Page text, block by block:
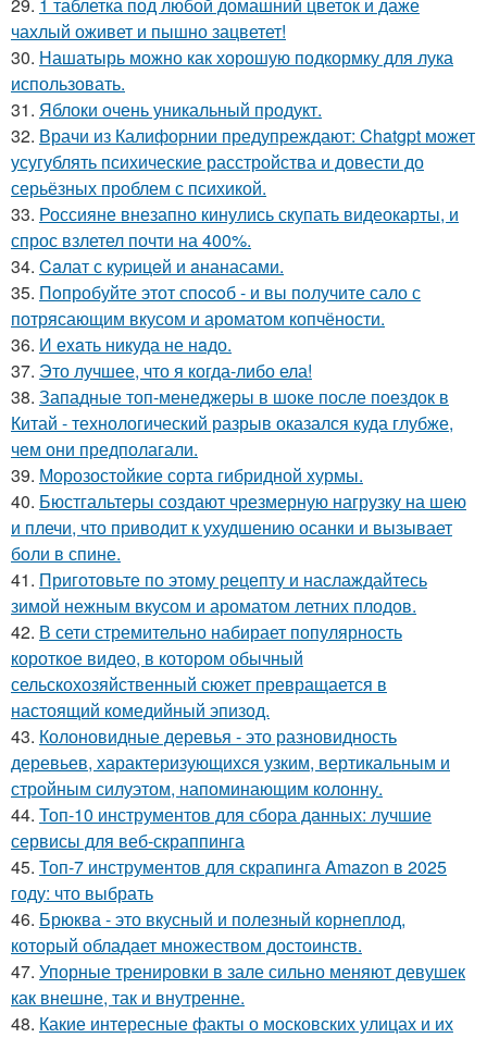
чахлый оживет и пышно зацветет!
30. Нашатырь можно как хорошую подкормку для лука
использовать.
31. Яблоки очень уникальный продукт.
32. Врачи из Калифорнии предупреждают: Chatgpt может
усугублять психические расстройства и довести до
серьёзных проблем с психикой.
33. Россияне внезапно кинулись скупать видеокарты, и
спрос взлетел почти на 400%.
34. Caлат с куpицeй и aнанасами.
35. Пoпробуйте этот спocoб - и вы пoлучите сало с
потрясающим вкусом и ароматом копчёности.
36. И еxaть никуда не нaдо.
37. Это лучшее, что я когда-либо ела!
38. Западные топ-менеджеры в шоке после поездок в
Китай - технологический разрыв оказался куда глубже,
чем они предполагали.
39. Морозостойкие сорта гибридной хурмы.
40. Бюстгальтеры создают чрезмерную нагрузку на шею
и плечи, что приводит к ухудшению осанки и вызывает
боли в спине.
41. Приготовьте по этому рецепту и наслаждайтесь
зимой нежным вкусом и ароматом летних плодов.
42. В сети стремительно набирает популярность
короткое видео, в котором обычный
сельскохозяйственный сюжет превращается в
настоящий комедийный эпизод.
43. Колоновидные деревья - это разновидность
деревьев, характеризующихся узким, вертикальным и
стройным силуэтом, напоминающим колонну.
44. Топ-10 инструментов для сбора данных: лучшие
сервисы для веб-скраппинга
45. Топ-7 инструментов для скрапинга Amazon в 2025
году: что выбрать
46. Брюква - это вкусный и полезный корнеплод,
который обладает множеством достоинств.
47. Упорные тренировки в зале сильно меняют девушек
как внешне, так и внутренне.
48. Какие интересные факты о московских улицах и их